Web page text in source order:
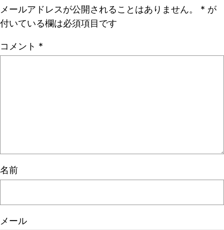
メールアドレスが公開されることはありません。 * が
付いている欄は必須項目です
コメント *
名前
メール